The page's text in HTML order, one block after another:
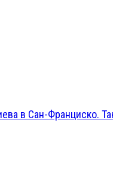
в Сан-Франциско.